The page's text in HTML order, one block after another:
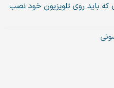
وی که باید روی تلویزیون خود نصب